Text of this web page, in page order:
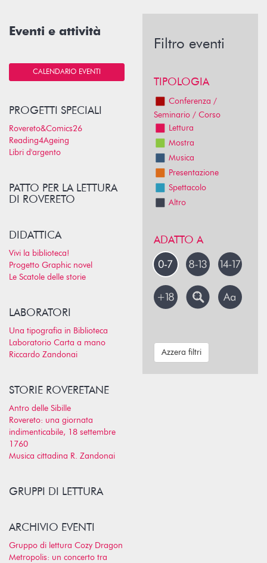
Eventi e attività
CALENDARIO EVENTI
PROGETTI SPECIALI
Rovereto&Comics26
Reading4Ageing
Libri d'argento
PATTO PER LA LETTURA
DI ROVERETO
DIDATTICA
Vivi la biblioteca!
Progetto Graphic novel
Le Scatole delle storie
LABORATORI
Una tipografia in Biblioteca
Laboratorio Carta a mano
Riccardo Zandonai
STORIE ROVERETANE
Antro delle Sibille
Rovereto: una giornata
indimenticabile, 18 settembre
1760
Musica cittadina R. Zandonai
GRUPPI DI LETTURA
ARCHIVIO EVENTI
Gruppo di lettura Cozy Dragon
Metropolis: un concerto tra
Filtro eventi
TIPOLOGIA
Conferenza /
Seminario / Corso
Lettura
Mostra
Musica
Presentazione
Spettacolo
Altro
ADATTO A
Azzera filtri